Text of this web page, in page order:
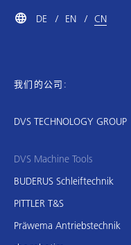
DE EN CN
我们的公司:
DVS TECHNOLOGY GROUP
DVS Machine Tools
BUDERUS Schleiftechnik
PITTLER T&S
Präwema Antriebstechnik